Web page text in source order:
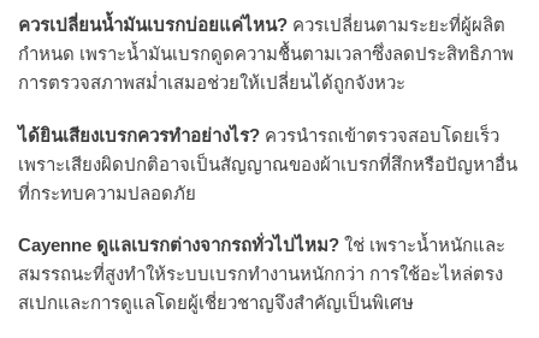
ควรเปลี่ยนน้ำมันเบรกบ่อยแค่ไหน? ควรเปลี่ยนตามระยะที่ผู้ผลิต
กำหนด เพราะน้ำมันเบรกดูดความชื้นตามเวลาซึ่งลดประสิทธิภาพ
การตรวจสภาพสม่ำเสมอช่วยให้เปลี่ยนได้ถูกจังหวะ
ได้ยินเสียงเบรกควรทำอย่างไร? ควรนำรถเข้าตรวจสอบโดยเร็ว
เพราะเสียงผิดปกติอาจเป็นสัญญาณของผ้าเบรกที่สึกหรือปัญหาอื่น
ที่กระทบความปลอดภัย
Cayenne ดูแลเบรกต่างจากรถทั่วไปไหม? ใช่ เพราะน้ำหนักและ
สมรรถนะที่สูงทำให้ระบบเบรกทำงานหนักกว่า การใช้อะไหล่ตรง
สเปกและการดูแลโดยผู้เชี่ยวชาญจึงสำคัญเป็นพิเศษ